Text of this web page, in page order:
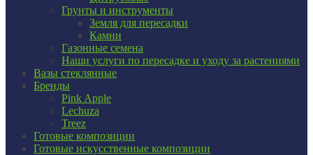
Грунты и инструменты
Земля для пересадки
Камни
Газонные семена
Наши услуги по пересадке и уходу за растениями
Вазы стеклянные
Бренды
Pink Apple
Lechuza
Treez
Готовые композиции
Готовые искусственные композиции